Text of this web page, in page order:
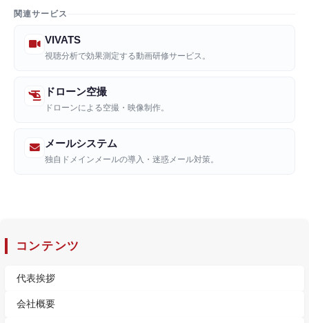
関連サービス
VIVATS
視聴分析で効果測定する動画研修サービス。
ドローン空撮
ドローンによる空撮・映像制作。
メールシステム
独自ドメインメールの導入・迷惑メール対策。
コンテンツ
代表挨拶
会社概要